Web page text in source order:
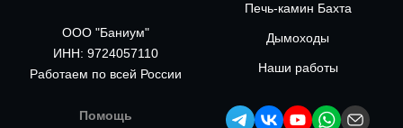
ООО "Баниум"
ИНН: 9724057110
Работаем по всей России
Печь-камин Бахта
Дымоходы
Наши работы
Помощь